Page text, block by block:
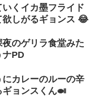
くイカ墨フライド
しがるギョンス 😂
のゲリラ食堂みた
ナPD
カレーのルーの辛
ョンスくん🍛